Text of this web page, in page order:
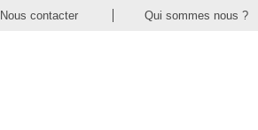
Nous contacter Qui sommes nous ?